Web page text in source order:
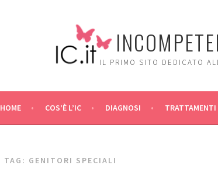
IL PRIMO SITO DEDICATO
HOME COS’È L’IC DIAGNOSI TRATTAMENTI
TAG: GENITORI SPECIALI